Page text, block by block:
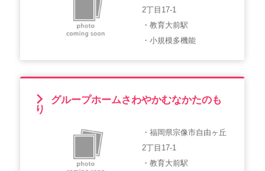
2丁目17-1
・教育大前駅
・小規模多機能
グループホームさわやかむなかたのも
り
・福岡県宗像市自由ヶ丘
2丁目17-1
・教育大前駅